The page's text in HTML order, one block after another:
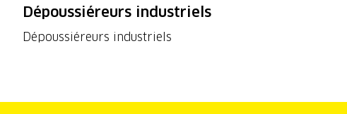
Dépoussiéreurs industriels
Dépoussiéreurs industriels